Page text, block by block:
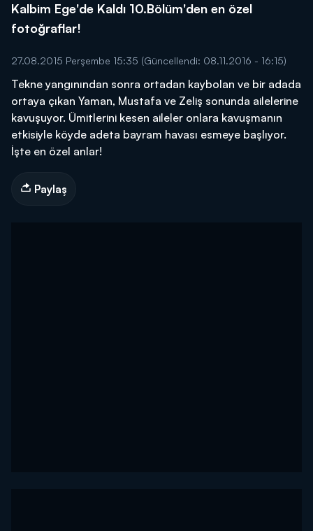
Kalbim Ege'de Kaldı 10.Bölüm'den en özel
fotoğraflar!
27.08.2015 Perşembe 15:35 (Güncellendi: 08.11.2016 - 16:15)
Tekne yangınından sonra ortadan kaybolan ve bir adada
ortaya çıkan Yaman, Mustafa ve Zeliş sonunda ailelerine
kavuşuyor. Ümitlerini kesen aileler onlara kavuşmanın
etkisiyle köyde adeta bayram havası esmeye başlıyor.
İşte en özel anlar!
Paylaş